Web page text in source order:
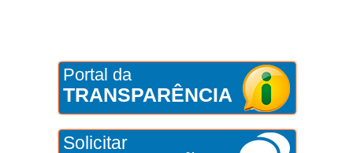
Portal da
TRANSPARÊNCIA
Solicitar